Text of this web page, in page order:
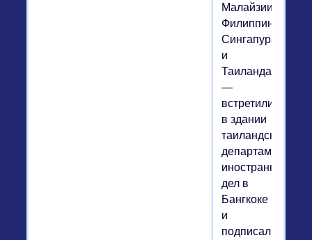
Малайзии,
Филиппин,
Сингапура
и
Таиланда
—
встретились
в здании
таиландского
департамента
иностранных
дел в
Бангкоке
и
подписали